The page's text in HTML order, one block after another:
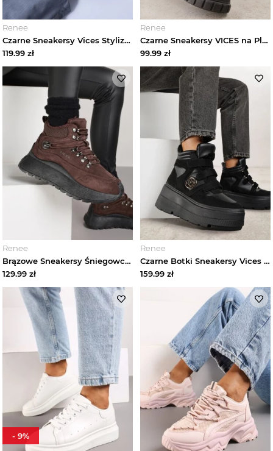
Renee
Czarne Sneakersy Vices Stylizowane na Śniegowce na Platformie Obszyte Futerkiem Naleris
119.99 zł
Renee
Czarne Sneakersy VICES na Platformie w Stylu Chunky z Perforacją Hypsyllis
99.99 zł
Renee
Brązowe Sneakersy Śniegowce Vices na Platformie w Sportowym Stylu Nelsella
129.99 zł
Renee
Czarne Botki Sneakersy Vices na Platformie w Stylu Y2K Gelira
159.99 zł
- 9%